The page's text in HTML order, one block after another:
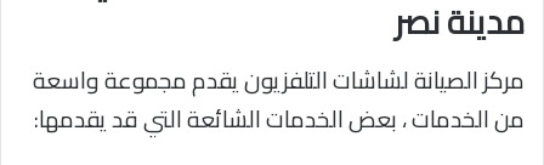
مدينة نصر
مركز الصيانة لشاشات التلفزيون يقدم مجموعة واسعة
من الخدمات ، بعض الخدمات الشائعة التي قد يقدمها: